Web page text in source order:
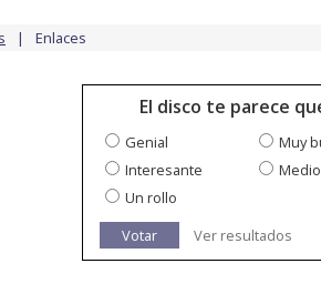
Enlaces
El disco te parece
Genial
Muy
Interesante
Un rollo
Votar
Ver resultados